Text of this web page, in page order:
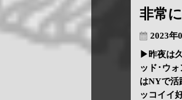
非常
2023年
▶昨夜は
ッド･ウ
はNYで活
ッコイイ